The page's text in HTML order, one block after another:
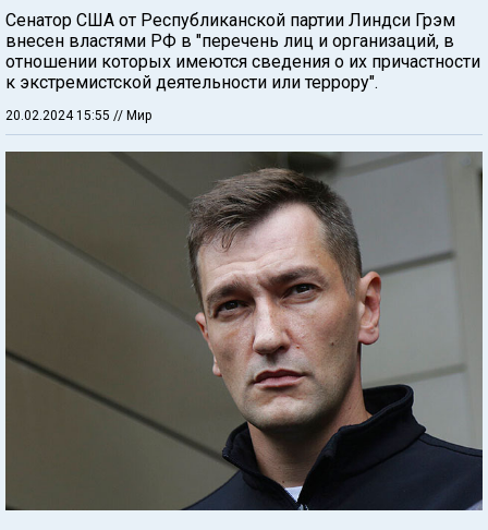
Сенатор США от Республиканской партии Линдси Грэм
внесен властями РФ в "перечень лиц и организаций, в
отношении которых имеются сведения о их причастности
к экстремистской деятельности или террору".
20.02.2024 15:55 // Мир